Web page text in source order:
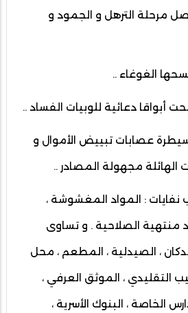
مرحلة الترهل و الجمود و
الغوغاء ..
أبواقا دعائية للوبيات الفساد ..
عصابات تبييض الأموال و
الهائلة مجهولة المصادر ..
: المواد المغشوشة ،
منتهية الصلاحية . و تساوى
، الصيدلية ، المطعم ، محل
التقليدي ، الموثق العرفي ،
الخاصة ، البنوك الأسرية ،